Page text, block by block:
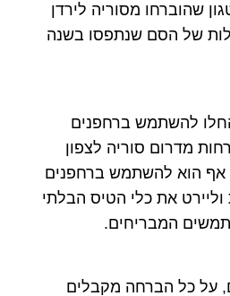
שהוברחו מסוריה לירדן
גלולות של הסם שנתפסו בשנה
להשתמש ברחפנים
מדרום סוריה לצפון
אף הוא להשתמש ברחפנים
את כלי הטיס הבלתי
המבריחים.
על כל הברחה מקבלים